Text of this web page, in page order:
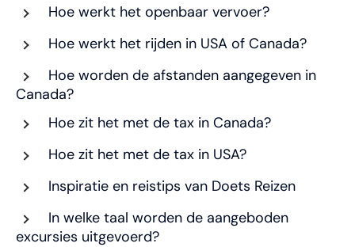
Hoe werkt het openbaar vervoer?
Hoe werkt het rijden in USA of Canada?
Hoe worden de afstanden aangegeven in
Canada?
Hoe zit het met de tax in Canada?
Hoe zit het met de tax in USA?
Inspiratie en reistips van Doets Reizen
In welke taal worden de aangeboden
excursies uitgevoerd?